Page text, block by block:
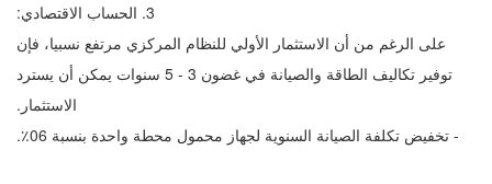
3. الحساب الاقتصادي:
على الرغم من أن الاستثمار الأولي للنظام المركزي مرتفع نسبيا، فإن
توفير تكاليف الطاقة والصيانة في غضون 3 - 5 سنوات يمكن أن يسترد
الاستثمار.
- تخفيض تكلفة الصيانة السنوية لجهاز محمول محطة واحدة بنسبة 60٪.